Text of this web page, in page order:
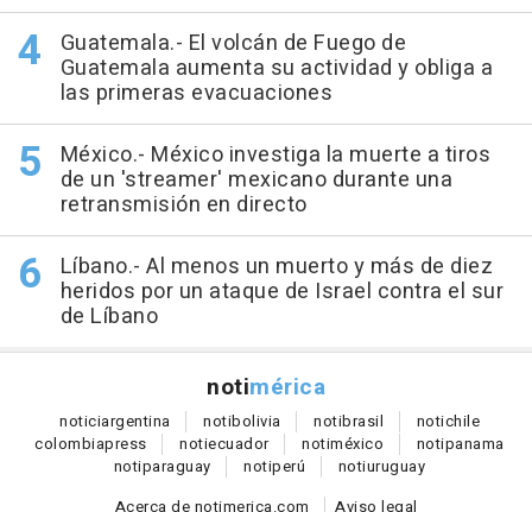
Guatemala.- El volcán de Fuego de
Guatemala aumenta su actividad y obliga a
las primeras evacuaciones
México.- México investiga la muerte a tiros
de un 'streamer' mexicano durante una
retransmisión en directo
Líbano.- Al menos un muerto y más de diez
heridos por un ataque de Israel contra el sur
de Líbano
notimérica
noticiargentina notibolivia notibrasil notichile
colombiapress notiecuador notiméxico notipanama
notiparaguay notiperú notiuruguay
Acerca de notimerica.com
Aviso legal